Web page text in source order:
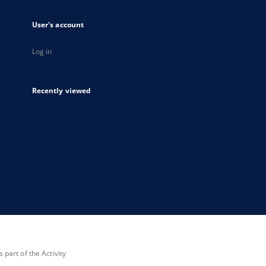
User's account
Log in
Recently viewed
part of the Activity